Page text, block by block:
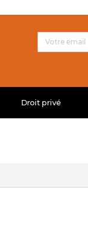
Droit privé